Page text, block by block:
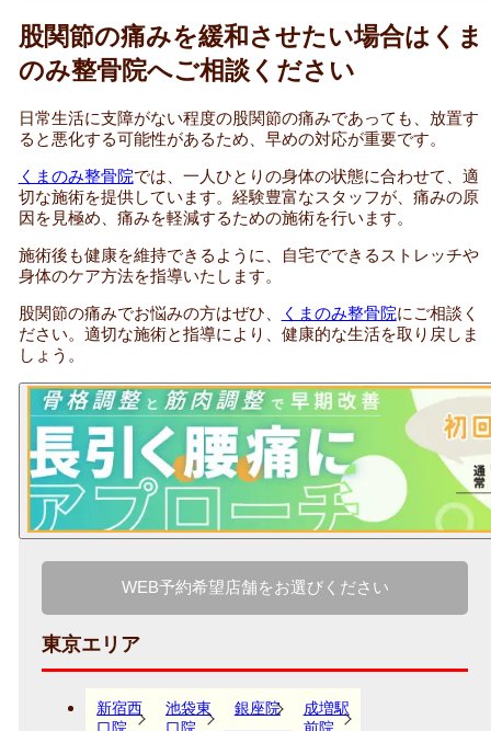
股関節の痛みを緩和させたい場合はくま
のみ整骨院へご相談ください
日常生活に支障がない程度の股関節の痛みであっても、放置す
ると悪化する可能性があるため、早めの対応が重要です。
くまのみ整骨院では、一人ひとりの身体の状態に合わせて、適
切な施術を提供しています。経験豊富なスタッフが、痛みの原
因を見極め、痛みを軽減するための施術を行います。
施術後も健康を維持できるように、自宅でできるストレッチや
身体のケア方法を指導いたします。
股関節の痛みでお悩みの方はぜひ、
くまのみ整骨院にご相談く
ださい。適切な施術と指導により、健康的な生活を取り戻しま
しょう。
WEB予約希望店舗をお選びください
東京エリア
新宿西
口院
池袋東
口院
銀座院
成増駅
前院